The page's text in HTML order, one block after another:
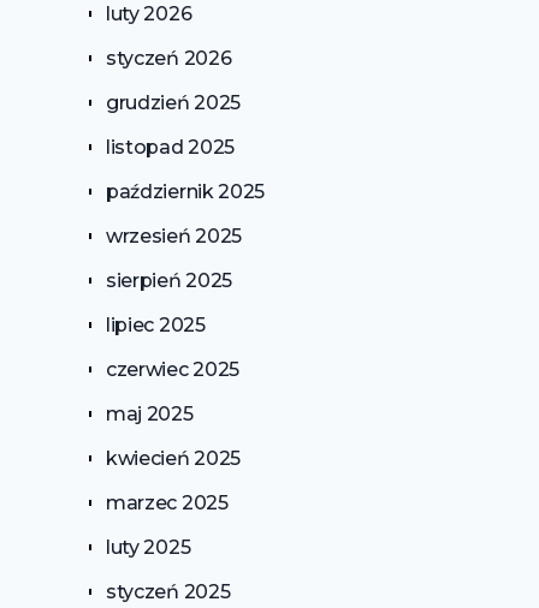
luty 2026
styczeń 2026
grudzień 2025
listopad 2025
październik 2025
wrzesień 2025
sierpień 2025
lipiec 2025
czerwiec 2025
maj 2025
kwiecień 2025
marzec 2025
luty 2025
styczeń 2025